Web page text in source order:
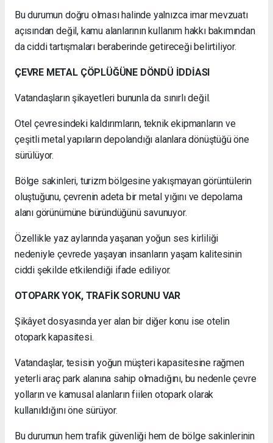
Bu durumun doğru olması halinde yalnızca imar mevzuatı
açısından değil, kamu alanlarının kullanım hakkı bakımından
da ciddi tartışmaları beraberinde getireceği belirtiliyor.
ÇEVRE METAL ÇÖPLÜĞÜNE DÖNDÜ İDDİASI
Vatandaşların şikayetleri bununla da sınırlı değil.
Otel çevresindeki kaldırımların, teknik ekipmanların ve
çeşitli metal yapıların depolandığı alanlara dönüştüğü öne
sürülüyor.
Bölge sakinleri, turizm bölgesine yakışmayan görüntülerin
oluştuğunu, çevrenin adeta bir metal yığını ve depolama
alanı görünümüne büründüğünü savunuyor.
Özellikle yaz aylarında yaşanan yoğun ses kirliliği
nedeniyle çevrede yaşayan insanların yaşam kalitesinin
ciddi şekilde etkilendiği ifade ediliyor.
OTOPARK YOK, TRAFİK SORUNU VAR
Şikâyet dosyasında yer alan bir diğer konu ise otelin
otopark kapasitesi.
Vatandaşlar, tesisin yoğun müşteri kapasitesine rağmen
yeterli araç park alanına sahip olmadığını, bu nedenle çevre
yolların ve kamusal alanların fiilen otopark olarak
kullanıldığını öne sürüyor.
Bu durumun hem trafik güvenliği hem de bölge sakinlerinin